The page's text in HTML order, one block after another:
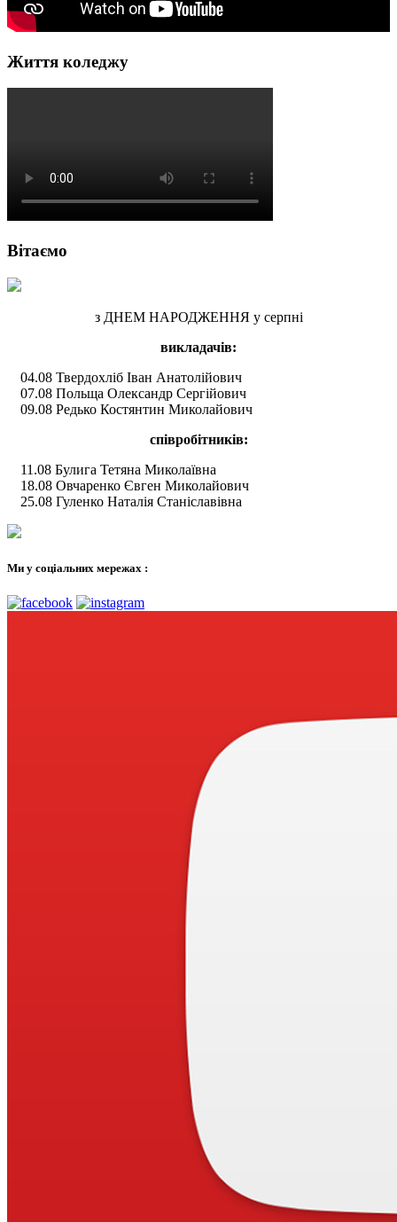
Життя коледжу
Вітаємо
з ДНЕМ НАРОДЖЕННЯ у серпні
викладачів:
04.08 Твердохліб Іван Анатолійович
07.08 Польща Олександр Сергійович
09.08 Редько Костянтин Миколайович
співробітників:
11.08 Булига Тетяна Миколаївна
18.08 Овчаренко Євген Миколайович
25.08 Гуленко Наталія Станіславівна
Ми у соціальних мережах :